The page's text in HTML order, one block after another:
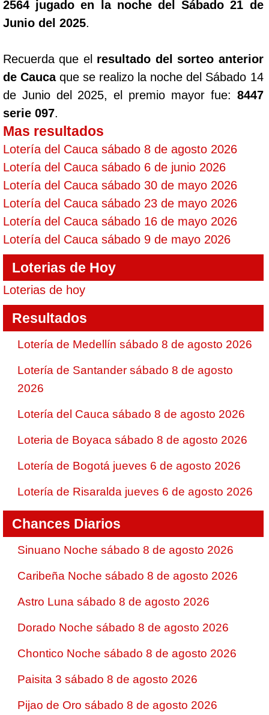
2564 jugado en la noche del Sábado 21 de
Junio del 2025.
Recuerda que el resultado del sorteo anterior
de Caucaque se realizo la noche del Sábado 14
de Junio del 2025, el premio mayor fue: 8447
serie 097.
Mas resultados
Lotería del Cauca sábado 8 de agosto 2026
Lotería del Cauca sábado 6 de junio 2026
Lotería del Cauca sábado 30 de mayo 2026
Lotería del Cauca sábado 23 de mayo 2026
Lotería del Cauca sábado 16 de mayo 2026
Lotería del Cauca sábado 9 de mayo 2026
Loterias de Hoy
Loterias de hoy
Resultados
Lotería de Medellín sábado 8 de agosto 2026
Lotería de Santander sábado 8 de agosto
2026
Lotería del Cauca sábado 8 de agosto 2026
Loteria de Boyaca sábado 8 de agosto 2026
Lotería de Bogotá jueves 6 de agosto 2026
Lotería de Risaralda jueves 6 de agosto 2026
Chances Diarios
Sinuano Noche sábado 8 de agosto 2026
Caribeña Noche sábado 8 de agosto 2026
Astro Luna sábado 8 de agosto 2026
Dorado Noche sábado 8 de agosto 2026
Chontico Noche sábado 8 de agosto 2026
Paisita 3 sábado 8 de agosto 2026
Pijao de Oro sábado 8 de agosto 2026